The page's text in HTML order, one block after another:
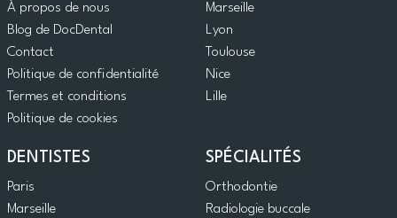
À propos de nous
Blog de DocDental
Contact
Politique de confidentialité
Termes et conditions
Politique de cookies
Marseille
Lyon
Toulouse
Nice
Lille
DENTISTES
Paris
Marseille
SPÉCIALITÉS
Orthodontie
Radiologie buccale